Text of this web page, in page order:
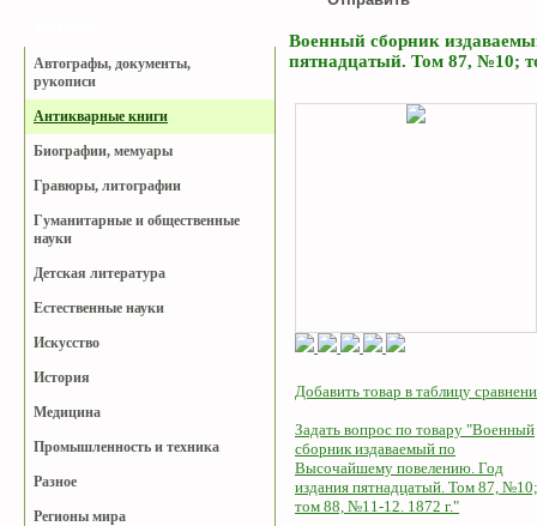
Автографы, документы,
рукописи
Антикварные книги
Биографии, мемуары
Гравюры, литографии
Гуманитарные и общественные
науки
Детская литература
Естественные науки
Искусство
История
Медицина
Промышленность и техника
Разное
Регионы мира
Военный сборник
пятнадцатый. Том 87, №10;
Добавить товар в таблицу
Задать вопрос по товару "Военный
сборник издаваемый по
Высочайшему повелению. Год
издания пятнадцатый. Том 87, №10;
том 88, №11-12. 1872 г."